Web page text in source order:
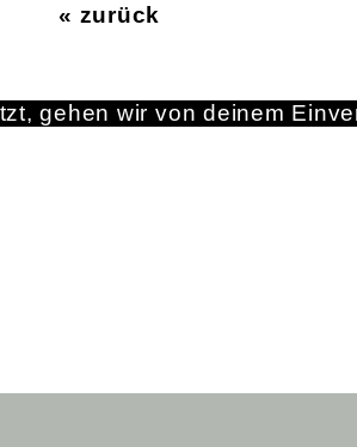
« zurück
gehen wir von deinem